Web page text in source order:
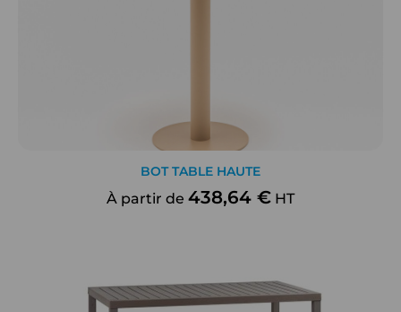
BOT TABLE HAUTE
À partir de 438,64 € HT